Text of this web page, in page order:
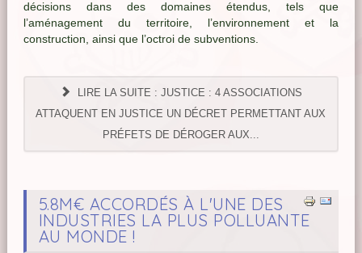
décisions dans des domaines étendus, tels que
l’aménagement du territoire, l’environnement et la
construction, ainsi que l’octroi de subventions.
LIRE LA SUITE : JUSTICE : 4 ASSOCIATIONS
ATTAQUENT EN JUSTICE UN DÉCRET PERMETTANT AUX
PRÉFETS DE DÉROGER AUX...
5.8M€ ACCORDÉS À L'UNE DES
INDUSTRIES LA PLUS POLLUANTE
AU MONDE !